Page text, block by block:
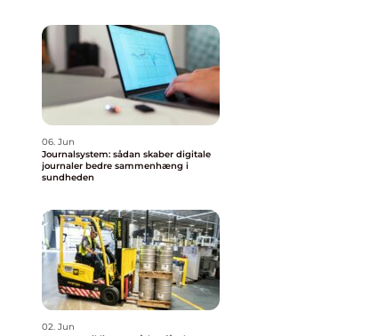
06. Jun
Journalsystem: sådan skaber digitale
journaler bedre sammenhæng i
sundheden
02. Jun